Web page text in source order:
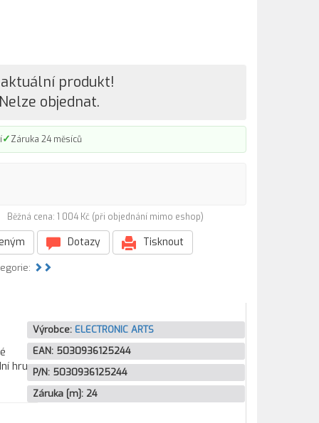
produkt!
objednat.
✓Záruka 24 měsíců
Běžná cena: 1 004 Kč (při objednání mimo eshop)
Dotazy Tisknout
hru
Výrobce: ELECTRONIC ARTS
EAN: 5030936125244
P/N: 5030936125244
Záruka [m]: 24